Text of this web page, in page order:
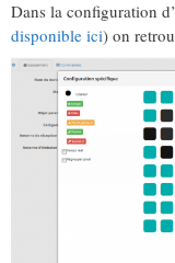
Dans la configuration
disponible ici) on